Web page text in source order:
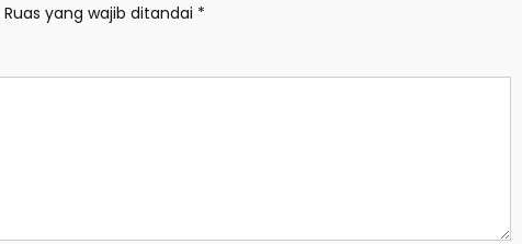
Ruas yang wajib ditandai *